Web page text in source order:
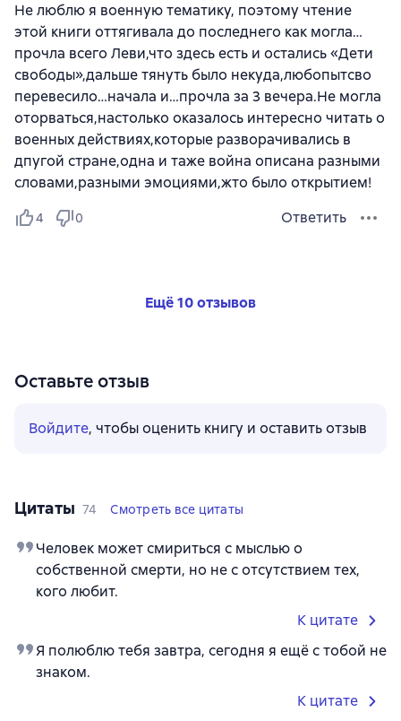
Не люблю я военную тематику, поэтому чтение
этой книги оттягивала до последнего как могла…
прочла всего Леви,что здесь есть и остались «Дети
свободы»,дальше тянуть было некуда,любопытсво
перевесило…начала и…прочла за 3 вечера.Не могла
оторваться,настолько оказалось интересно читать о
военных действиях,которые разворачивались в
дпугой стране,одна и таже война описана разными
словами,разными эмоциями,жто было открытием!
4 0 Ответить
Ещё 10 отзывов
Оставьте отзыв
Войдите, чтобы оценить книгу и оставить отзыв
Цитаты 74 Смотреть все цитаты
Человек может смириться с мыслью о
собственной смерти, но не с отсутствием тех,
кого любит.
К цитате
Я полюблю тебя завтра, сегодня я ещё с тобой не
знаком.
К цитате